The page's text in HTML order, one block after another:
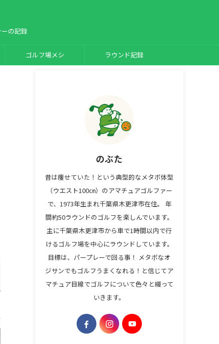
の記録
ゴルフ場メシ ラウンド記録
のぶた
昔は痩せていた！という典型的なメタボ体型
（ウエスト100㎝）のアマチュアゴルファー
で、1973年生まれ千葉県木更津市在住。 年
間約50ラウンドのゴルフを楽しんでいます。
主に千葉県木更津市から車で1時間以内で行
けるゴルフ場を中心にラウンドしています。
目標は、パープレーで回る事！ メタボなオ
ジサンでもゴルフうまくなれる！と信じてア
マチュア目線でゴルフについて色々と綴って
いきます。